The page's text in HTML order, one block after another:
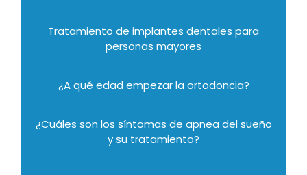
Tratamiento de implantes dentales para
personas mayores
¿A qué edad empezar la ortodoncia?
¿Cuáles son los síntomas de apnea del sueño
y su tratamiento?